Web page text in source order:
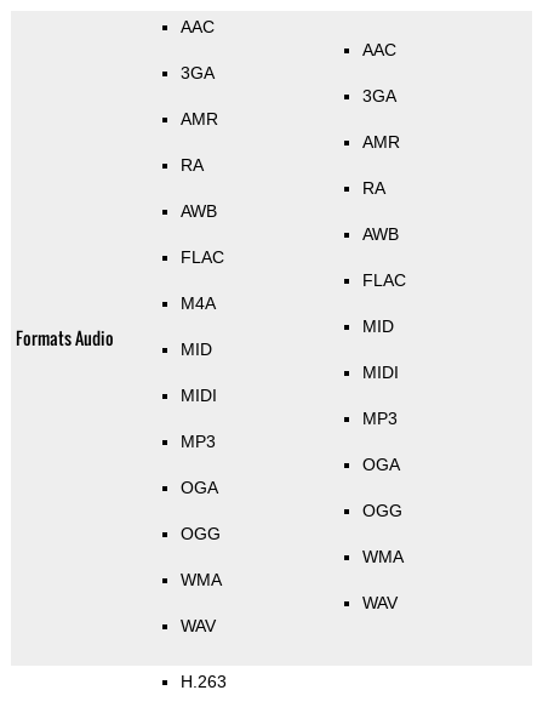
Formats Audio
AAC
3GA
AMR
RA
AWB
FLAC
M4A
MID
MIDI
MP3
OGA
OGG
WMA
WAV
AAC
3GA
AMR
RA
AWB
FLAC
MID
MIDI
MP3
OGA
OGG
WMA
WAV
H.263